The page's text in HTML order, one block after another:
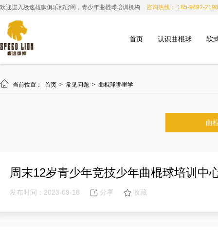
欢迎进入极速雄狮俱乐部官网，青少年曲棍球培训机构 咨询热线： 185-9492-2198
首页 认识曲棍球 软
 当前位置： 首页 > 常见问题 > 曲棍球哪里学
曲
周末12岁青少年竞技少年曲棍球培训中
发布时间：2023-09-18 分享 收藏